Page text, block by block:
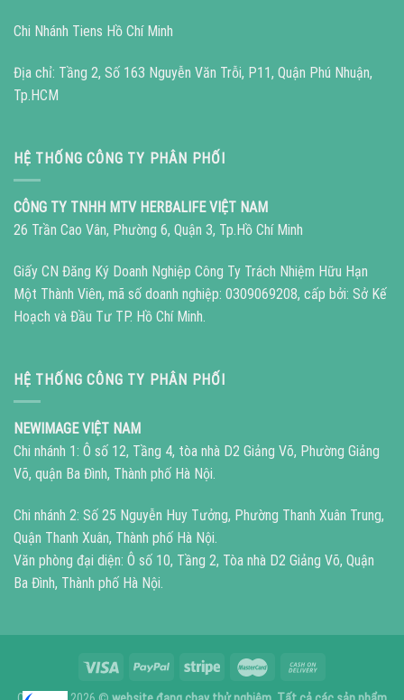
Chi Nhánh Tiens Hồ Chí Minh
Địa chỉ: Tầng 2, Số 163 Nguyễn Văn Trỗi, P11, Quận Phú Nhuận,
Tp.HCM
HỆ THỐNG CÔNG TY PHÂN PHỐI
CÔNG TY TNHH MTV HERBALIFE VIỆT NAM
26 Trần Cao Vân, Phường 6, Quận 3, Tp.Hồ Chí Minh
Giấy CN Đăng Ký Doanh Nghiệp Công Ty Trách Nhiệm Hữu Hạn
Một Thành Viên, mã số doanh nghiệp: 0309069208, cấp bởi: Sở Kế
Hoạch và Đầu Tư TP. Hồ Chí Minh.
HỆ THỐNG CÔNG TY PHÂN PHỐI
NEWIMAGE VIỆT NAM
Chi nhánh 1: Ô số 12, Tầng 4, tòa nhà D2 Giảng Võ, Phường Giảng
Võ, quận Ba Đình, Thành phố Hà Nội.
Chi nhánh 2: Số 25 Nguyễn Huy Tưởng, Phường Thanh Xuân Trung,
Quận Thanh Xuân, Thành phố Hà Nội.
Văn phòng đại diện: Ô số 10, Tầng 2, Tòa nhà D2 Giảng Võ, Quận
Ba Đình, Thành phố Hà Nội.